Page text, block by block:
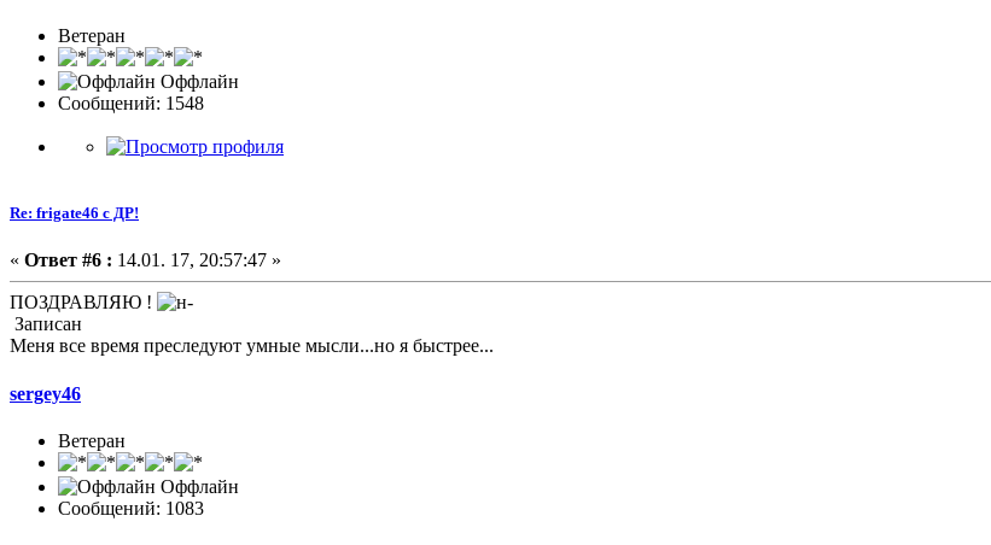
Ветеран
Оффлайн
Сообщений: 1548
Re: frigate46 с ДР!
« Ответ #6 : 14.01. 17, 20:57:47 »
ПОЗДРАВЛЯЮ !
Записан
Меня все время преследуют умные мысли...но я быстрее...
sergey46
Ветеран
Оффлайн
Сообщений: 1083